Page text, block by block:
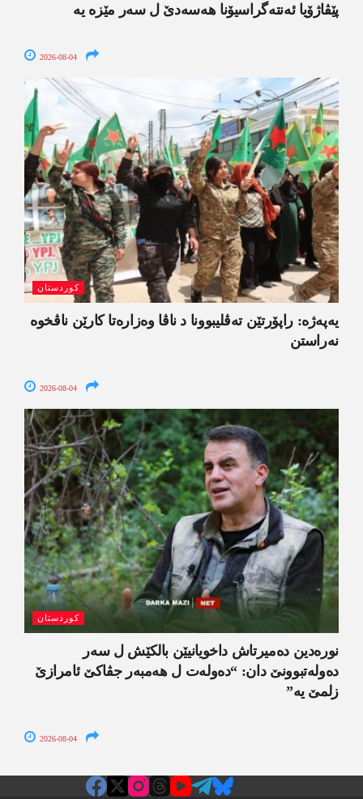
پێڤاژۆیا ئەنتەگراسیۆنا ھەسەدێ ل سەر مێزە یە
2026-08-04
کوردستان
یەپەژە: راپۆرتێن تەڤلیبوونا د ناڤا وەزارەتا کارێن ناڤخوە
نەراستن
2026-08-04
کوردستان
نورەدین دەمیرتاش داخویانیێن بالکێش ل سەر
دەولەتبوونێ دان: “دەولەت ل ھەمبەر جڤاکێ ئامرازێ
زلمێ یە”
2026-08-04